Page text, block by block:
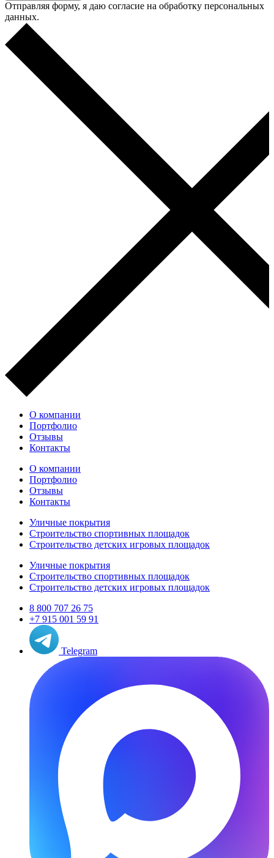
Отправляя форму, я даю согласие на обработку персональных
данных.
О компании
Портфолио
Отзывы
Контакты
О компании
Портфолио
Отзывы
Контакты
Уличные покрытия
Строительство спортивных площадок
Строительство детских игровых площадок
Уличные покрытия
Строительство спортивных площадок
Строительство детских игровых площадок
8 800 707 26 75
+7 915 001 59 91
Telegram